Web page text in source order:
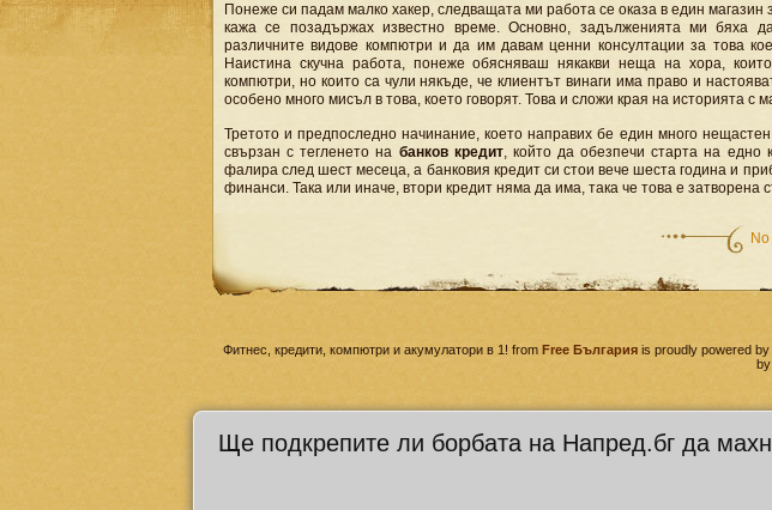
Понеже си падам малко хакер, следващата ми работа се оказа в един магазин
кажа се позадържах известно време. Основно, задълженията ми бяха
различните видове компютри и да им давам ценни консултации за това
Наистина скучна работа, понеже обясняваш някакви неща на хора,
компютри, но които са чули някъде, че клиентът винаги има право и
особено много мисъл в това, което говорят. Това и сложи края на историята с
Третото и предпоследно начинание, което направих бе един много
свързан с тегленето на банков кредит, който да обезпечи старта на едно
фалира след шест месеца, а банковия кредит си стои вече шеста година и
финанси. Така или иначе, втори кредит няма да има, така че това е затворена
Фитнес, кредити, компютри и акумулатори в 1! from Free България is proudly powered by
Ще подкрепите ли борбата на Напред.бг да